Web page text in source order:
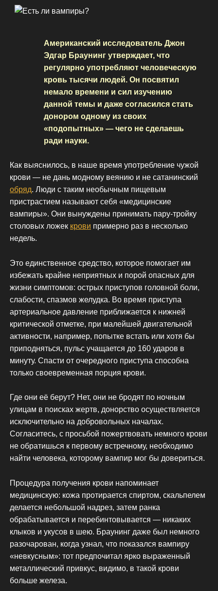
Американский исследователь Джон
Эдгар Браунинг утверждает, что
регулярно употребляют человеческую
кровь тысячи людей. Он посвятил
немало времени и сил изучению
данной темы и даже согласился стать
донором одному из своих
«подопытных» — чего не сделаешь
ради науки.
Как выяснилось, в наше время употребление чужой
крови — не дань модному веянию и не сатанинский
обряд. Люди с таким необычным пищевым
пристрастием называют себя «медицинские
вампиры». Они вынуждены принимать пару-тройку
столовых ложек крови примерно раз в несколько
недель.
Это единственное средство, которое помогает им
избежать крайне неприятных и порой опасных для
жизни симптомов: острых приступов головной боли,
слабости, спазмов желудка. Во время приступа
артериальное давление приближается к нижней
критической отметке, при малейшей двигательной
активности, например, попытке встать или хотя бы
приподняться, пульс учащается до 160 ударов в
минуту. Спасти от очередного приступа способна
только своевременная порция крови.
Где они её берут? Нет, они не бродят по ночным
улицам в поисках жертв, донорство осуществляется
исключительно на добровольных началах.
Согласитесь, с просьбой пожертвовать немного крови
не обратишься к первому встречному, необходимо
найти человека, которому вампир мог бы довериться.
Процедура получения крови напоминает
медицинскую: кожа протирается спиртом, скальпелем
делается небольшой надрез, затем ранка
обрабатывается и перебинтовывается — никаких
клыков и укусов в шею. Браунинг даже был немного
разочарован, когда узнал, что показался вампиру
«невкусным»: тот предпочитал ярко выраженный
металлический привкус, видимо, в такой крови
больше железа.